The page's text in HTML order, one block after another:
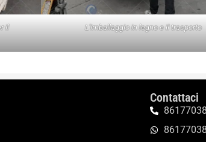
il
L'imballaggio in legno e il trasporto
Contattaci